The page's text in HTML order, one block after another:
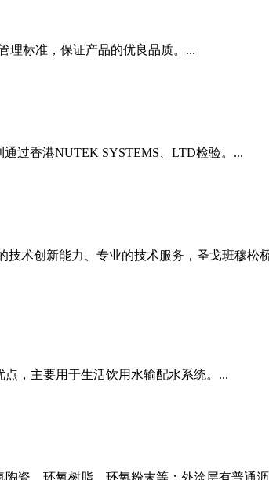
理标准，保证产品的优良品质。...
过香港NUTEK SYSTEMS、LTD检验。...
术创新能力、专业的技术服务，圣戈班穆松
，主要用于生活饮用水输配水系统。...
瓷、环氧树脂、环氧粉末等；外涂层有普通